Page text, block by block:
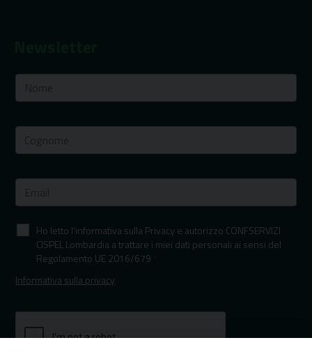
Ho letto l'informativa sulla Privacy e autorizzo CONFSERVIZI
CISPEL Lombardia a trattare i miei dati personali ai sensi del
Regolamento UE 2016/679 *
Informativa sulla privacy